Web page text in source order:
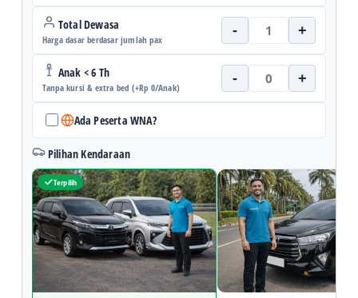
Total Dewasa
Harga dasar berdasar jumlah pax
- +
Anak < 6 Th
Tanpa kursi & extra bed (+Rp 0/Anak)
- +
Ada Peserta WNA?
Pilihan Kendaraan
Terpilih